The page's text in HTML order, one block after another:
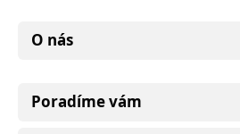
O nás
Poradíme vám